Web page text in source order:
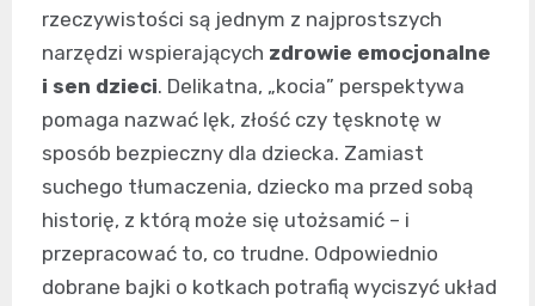
rzeczywistości są jednym z najprostszych
narzędzi wspierających zdrowie emocjonalne
i sen dzieci. Delikatna, „kocia” perspektywa
pomaga nazwać lęk, złość czy tęsknotę w
sposób bezpieczny dla dziecka. Zamiast
suchego tłumaczenia, dziecko ma przed sobą
historię, z którą może się utożsamić – i
przepracować to, co trudne. Odpowiednio
dobrane bajki o kotkach potrafią wyciszyć układ